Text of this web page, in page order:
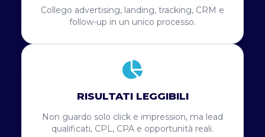
Collego advertising, landing, tracking, CRM e
follow-up in un unico processo.
RISULTATI LEGGIBILI
Non guardo solo click e impression, ma lead
qualificati, CPL, CPA e opportunità reali.